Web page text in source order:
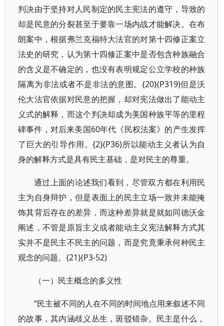
判决由于坚持对人民制定的民主宪法的遵守，导致的
却是民意的分裂甚至于要靠一场内战才能解决。在布
朗案中，根据弗兰克福特大法官的对第十四修正案立
法史的研究，认为第十四修正案中是否包含种族融合
的含义是不确定的，也没有表明规定公立学校的种族
隔离为非法或者不是非法的意图。{20}(P319)但是沃
伦大法官依据对民意的把握，却对宪法做出了能动主
义式的解释，而这个判决却成为美国种族平等的里程
碑事件，对后来美国60年代《民权法案》的产生发挥
了巨大的引导作用。{2}(P36)所以能动主义者认为自
身的解释方式是具有民主基础，是对民主的尊重。
通过上面的论述我们看到，尽管双方都在利用民
主为自身辩护，但是表面上的民主立场一致并未能掩
饰其背后存在的差异，而这种差异就是就如同德沃金
阐述，不管是原旨主义或者能动主义宪法解释方式其
实并不是民主不民主的问题，而是究竟秉承何种民主
观念的问题。{21}(P3-52)
（一）民主概念的多义性
“民主被不同的人在不同的时间地点用来叙述不同
的故事，其内涵歧义丛生，斑驳错杂。民主是什么，